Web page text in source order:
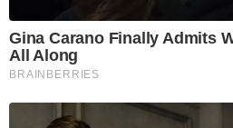
Gina Carano Finally Admits
All Along
BRAINBERRIES